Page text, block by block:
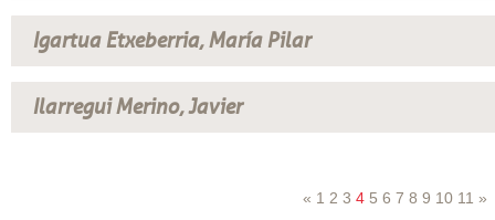
Igartua Etxeberria, María Pilar
Ilarregui Merino, Javier
« 1 2 3 4 5 6 7 8 9 10 11 »